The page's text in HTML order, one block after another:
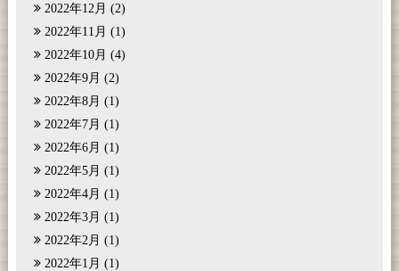
2022年12月 (2)
2022年11月 (1)
2022年10月 (4)
2022年9月 (2)
2022年8月 (1)
2022年7月 (1)
2022年6月 (1)
2022年5月 (1)
2022年4月 (1)
2022年3月 (1)
2022年2月 (1)
2022年1月 (1)